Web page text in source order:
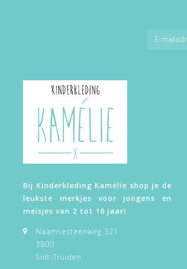
Bij Kinderkleding Kamélie shop je de
leukste merkjes voor jongens en
meisjes van 2 tot 16 jaar!
Naamsesteenweg 321
3800
Sint-Truiden